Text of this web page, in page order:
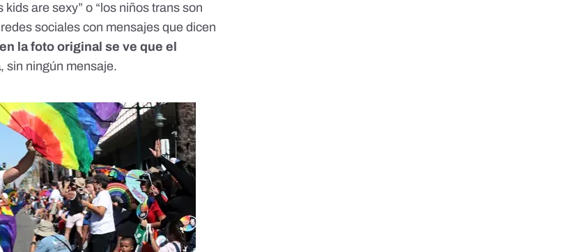
are sexy” o “los niños trans son
sociales con mensajes que dicen
en la foto original se ve que el
, sin ningún mensaje.